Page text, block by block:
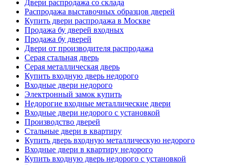
Двери распродажа со склада
Распродажа выставочных образцов дверей
Купить двери распродажа в Москве
Продажа бу дверей входных
Продажа бу дверей
Двери от производителя распродажа
Серая стальная дверь
Серая металлическая дверь
Купить входную дверь недорого
Входные двери недорого
Электронный замок купить
Недорогие входные металлические двери
Входные двери недорого с установкой
Производство дверей
Стальные двери в квартиру
Купить дверь входную металлическую недорого
Входные двери в квартиру недорого
Купить входную дверь недорого с установкой